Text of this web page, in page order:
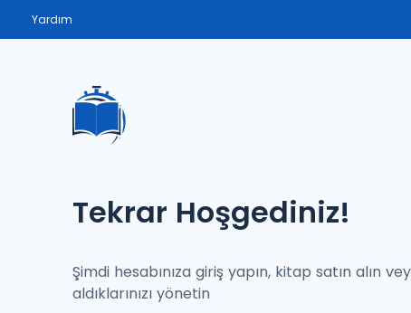
Yardım
Tekrar Hoşgediniz!
Şimdi hesabınıza giriş yapın, kitap satın alın
aldıklarınızı yönetin